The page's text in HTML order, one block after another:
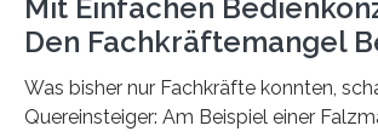
Mit Einfachen
Den Fachkräftemangel
Was bisher nur Fachkräfte konnten,
Quereinsteiger: Am Beispiel einer